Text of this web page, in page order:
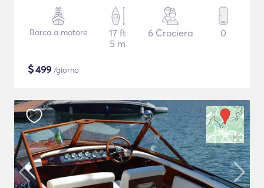
Barca a motore
17 ft
5 m
6 Crociera 0
$499 /giorno